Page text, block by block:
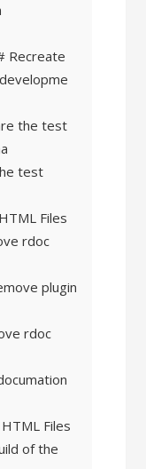
Recreate
the test
test
Files
rdoc
plugin
rdoc
Files
of the